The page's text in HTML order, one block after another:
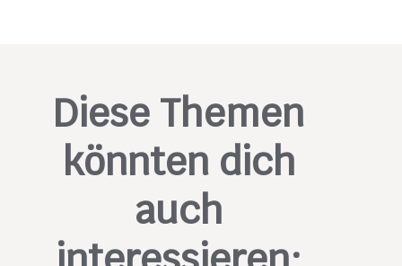
Diese Themen
könnten dich
auch